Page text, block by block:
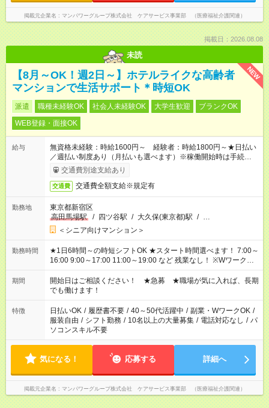
掲載元企業名 マンパワーグループ株式会社 ケアサービス事業部 （医療福祉介護関連）
掲載日：2026.08.08
未読
NEW
【8月～OK！週2日～】ホテルライクな高齢者
マンションで生活サポート＊時短OK
派遣 職種未経験OK 社会人未経験OK 大学生歓迎
ブランクOK
WEB登録・面接OK
給与
無資格未経験：時給1600円～ 経験者：時給1800円～★日払い
／週払い制度あり（月払いも選べます）※稼働開始時は手続き完
了次第のお支払いとなります。
交通費別途支給あり
交通費 交通費全額支給※規定有
勤務地
東京都新宿区
高田馬場駅
/ 四ツ谷駅 / 大久保(東京都)駅 / …
＜シニア向けマンション＞
勤務時間
★1日6時間～の時短シフトOK ★スタート時間選べます！ 7:00～
16:00 9:00～17:00 11:00～19:00 など 残業なし！ ※Wワークの
場合、他のお仕事と合わせ週40時間超の就業はご案内できませ
ん ※法令に基づき、週20時間以上勤務は社会保険への加入対象
となります ※労働者派遣法（日雇い派遣の原則禁止）により、
短時間・短期間の就業はご案内が難しい場合があります
期間
開始日はご相談ください！ ★急募 ★職場が気に入れば、長期
でも働けます！
特徴 日払いOK / 履歴書不要 / 40～50代活躍中 / 副業・WワークOK /
服装自由 / シフト勤務 / 10名以上の大量募集 / 電話対応なし / パ
ソコンスキル不要
気になる！ 応募する 詳細へ
掲載元企業名 マンパワーグループ株式会社 ケアサービス事業部 （医療福祉介護関連）